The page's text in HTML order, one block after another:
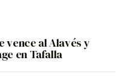
vence al Alavés y
en Tafalla